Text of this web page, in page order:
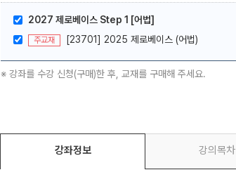
메가스터디
2027 제로베이스 Step 1 [어법]
주교재 [23701] 2025 제로베이스 (어법)
※ 강좌를 수강 신청(구매)한 후, 교재를 구매해 주세요.
강좌정보 강의목차